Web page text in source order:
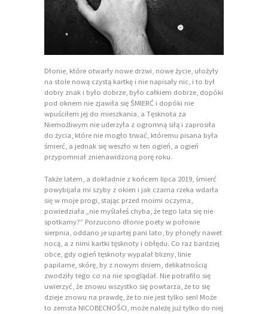
Dłonie, które otwarły nowe drzwi, nowe życie, ułożyły
na stole nową czystą kartkę i nie napisały nic, i to był
dobry znak i było dobrze, było całkiem dobrze, dopóki
pod oknem nie zjawiła się ŚMIERĆ i dopóki nie
wpuściłem jej do mieszkania, a Tęsknota za
Niemożliwym nie uderzyła z ogromną siłą i zaprosiła
do życia, które nie mogło trwać, któremu pisana była
śmierć, a jednak się weszło w ten ogień, a ogień
przypomniał znienawidzoną porę roku.
Także latem, a dokładnie z końcem lipca 2019, śmierć
powybijała mi szyby z okien i jak czarna rzeka wdarła
się w moje progi, stając przed moimi oczyma,
powiedziała „nie myślałeś chyba, że tego lata się nie
spotkamy?” Porzucono dłonie poety w połowie
sierpnia, oddano je upartej pani lato, by płonęły nawet
nocą, a z nimi kartki tęsknoty i obłędu. Co raz bardziej
obce, gdy ogień tęsknoty wypalał blizny, linie
papilarne, skórę, by z nowym dniem, delikatnością
zwodziły tego co na nie spoglądał. Nie potrafiło się
uwierzyć, że znowu wszystko się powtarza, że to się
dzieje znowu na prawdę, że to nie jest tylko sen! Może
to zemsta NICOBECNOŚCI, może należę już tylko do niej